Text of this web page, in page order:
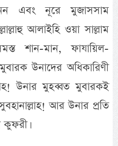
এবং নূরে মুজাসসাম
আলাইহি ওয়া সাল্লাম
শান-মান, ফাযায়িল-
উনাদের অধিকারিণী
উনার মুহব্বত মুবারকই
আর উনার প্রতি
কুফরী।